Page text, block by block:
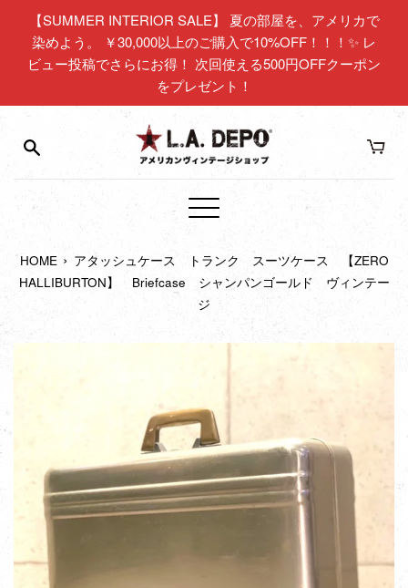
【SUMMER INTERIOR SALE】 夏の部屋を、アメリカで
染めよう。 ￥30,000以上のご購入で10%OFF！！！✨ レ
ビュー投稿でさらにお得！ 次回使える500円OFFクーポン
をプレゼント！
メ
ュ
ー
HOME › アタッシュケース トランク スーツケース 【ZERO
HALLIBURTON】 Briefcase シャンパンゴールド ヴィンテー
ジ